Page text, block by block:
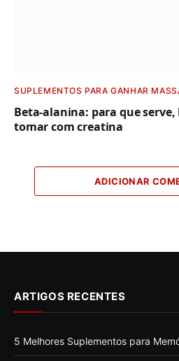
SUPLEMENTOS PARA GANHAR
Beta-alanina: para que
tomar com creatina
ADICIONAR
ARTIGOS RECENTES
5 Melhores Suplementos para